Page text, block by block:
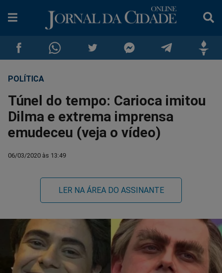
Compartilhar
no
Facebook
Compartilhar
no
Whatsapp
no
Twitter
no
Messenger
no
Telegram
no
POLÍTICA
Túnel do tempo: Carioca imitou
Dilma e extrema imprensa
emudeceu (veja o vídeo)
06/03/2020 às 13:49
LER NA ÁREA DO ASSINANTE